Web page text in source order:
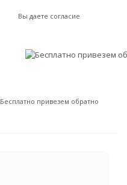
Вы даете согласие
Бесплатно привезем обратно